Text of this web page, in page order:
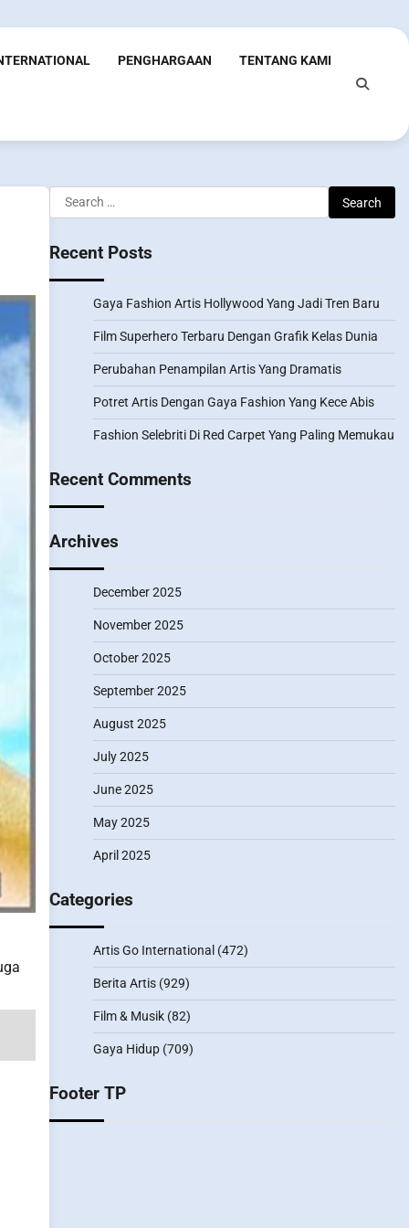
PENGHARGAAN TENTANG KAMI
Search
for:
Recent Posts
Gaya Fashion Artis Hollywood Yang Jadi Tren Baru
Film Superhero Terbaru Dengan Grafik Kelas Dunia
Perubahan Penampilan Artis Yang Dramatis
Potret Artis Dengan Gaya Fashion Yang Kece Abis
Fashion Selebriti Di Red Carpet Yang Paling Memukau
Recent Comments
Archives
December 2025
November 2025
October 2025
September 2025
August 2025
July 2025
June 2025
May 2025
April 2025
Categories
Artis Go International (472)
Berita Artis(929)
Film & Musik(82)
Gaya Hidup(709)
Footer TP